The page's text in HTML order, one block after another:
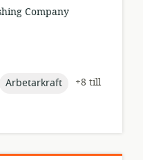
Company
topic:
Arbetarkraft
+8 till